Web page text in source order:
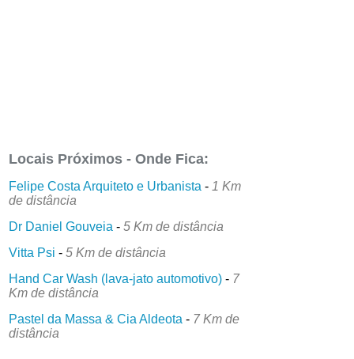
Locais Próximos - Onde Fica:
Felipe Costa Arquiteto e Urbanista - 1 Km
de distância
Dr Daniel Gouveia -5 Km de distância
Vitta Psi -5 Km de distância
Hand Car Wash (lava-jato automotivo) - 7
Km de distância
Pastel da Massa & Cia Aldeota - 7 Km de
distância